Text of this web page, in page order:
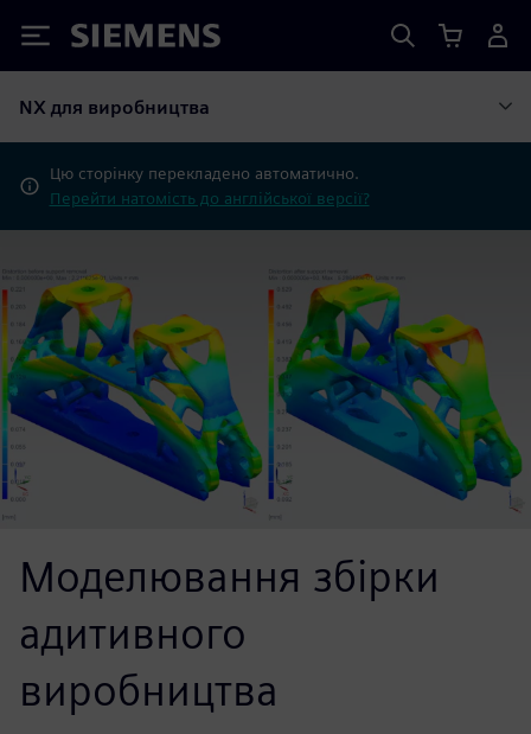
Siemens
NX для виробництва
Цю сторінку перекладено автоматично.
Перейти натомість до англійської версії?
Моделювання збірки
адитивного
виробництва